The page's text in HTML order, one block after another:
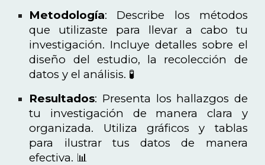
Metodología: Describe los métodos
que utilizaste para llevar a cabo tu
investigación. Incluye detalles sobre el
diseño del estudio, la recolección de
datos y el análisis. 🧪
Resultados: Presenta los hallazgos de
tu investigación de manera clara y
organizada. Utiliza gráficos y tablas
para ilustrar tus datos de manera
efectiva. 📊